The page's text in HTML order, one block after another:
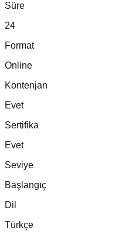
Süre
24
Format
Online
Kontenjan
Evet
Sertifika
Evet
Seviye
Başlangıç
Dil
Türkçe